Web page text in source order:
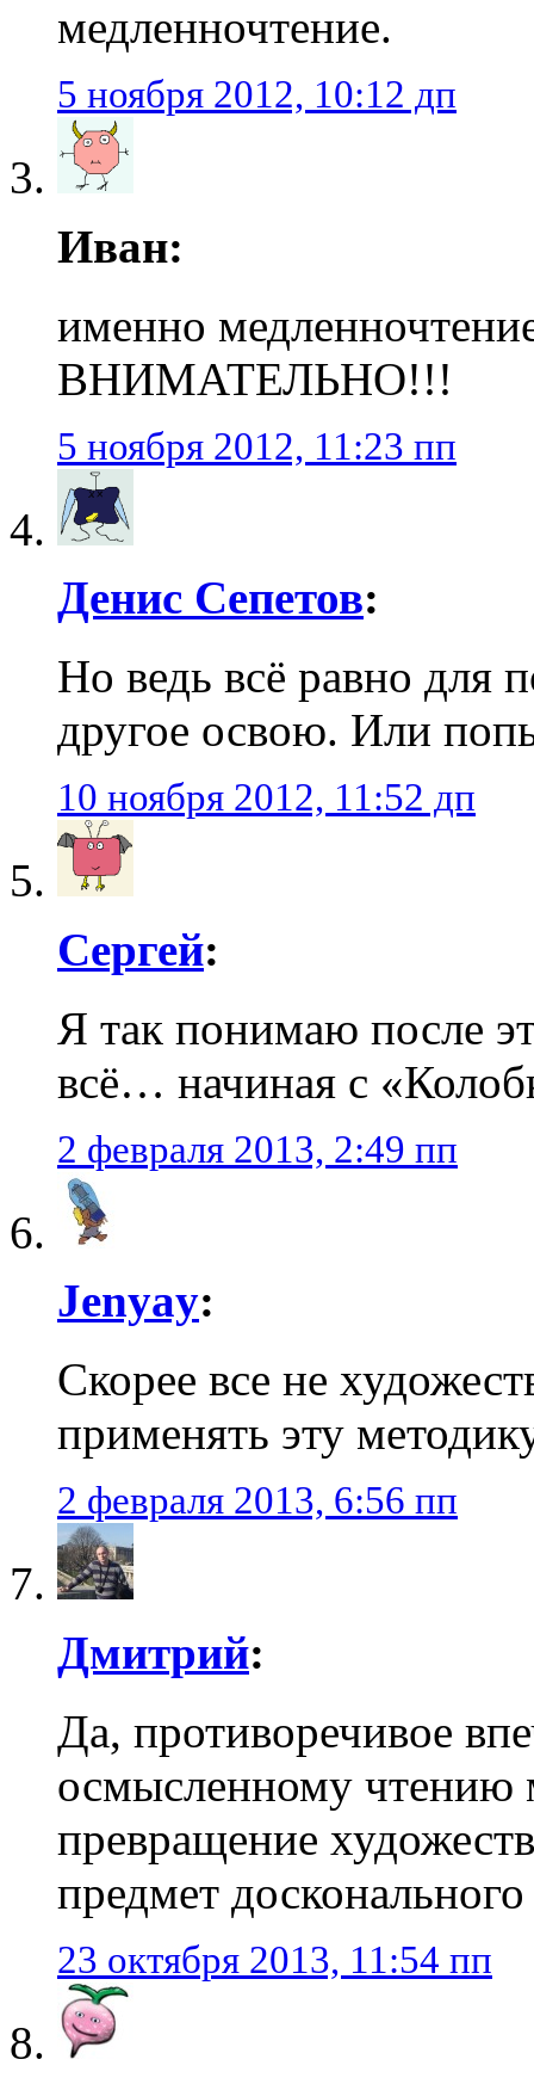
медленночтение.
5 ноября 2012, 10:12 дп
Иван:
именно
ВНИМАТЕЛЬНО!!!
5 ноября 2012, 11:23 пп
Денис Сепетов:
Но ведь всё равно для
другое освою. Или
10 ноября 2012, 11:52 дп
Сергей:
Я так понимаю после
всё… начиная с
2 февраля 2013, 2:49 пп
Jenyay:
Скорее все не
применять эту
2 февраля 2013, 6:56 пп
Дмитрий:
Да, противоречивое
осмысленному чтению
превращение
предмет
23 октября 2013, 11:54 пп